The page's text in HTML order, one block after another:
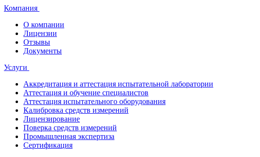
Компания
О компании
Лицензии
Отзывы
Документы
Услуги
Аккредитация и аттестация испытательной лаборатории
Аттестация и обучение специалистов
Аттестация испытательного оборудования
Калибровка средств измерений
Лицензирование
Поверка средств измерений
Промышленная экспертиза
Сертификация